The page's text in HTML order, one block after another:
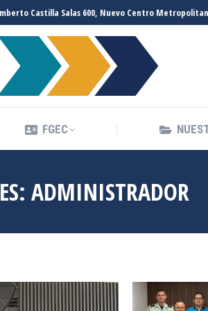
Castilla Salas 600, Nuevo Centro
FGEC
ADMINISTRADOR